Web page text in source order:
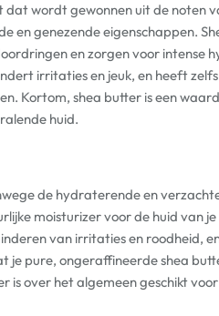
dat wordt gewonnen uit de noten
en genezende eigenschappen.
en zorgen voor intense
irritaties en jeuk, en heeft
Kortom, shea butter is een
huid.
de hydraterende en
moisturizer voor de huid van
van irritaties en roodheid,
je pure, ongeraffineerde shea
is over het algemeen geschikt